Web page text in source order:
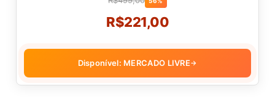
R$221,00
Disponível: MERCADO LIVRE→